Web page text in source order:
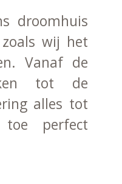
droomhuis
wij het
Vanaf de
tot de
alles tot
perfect